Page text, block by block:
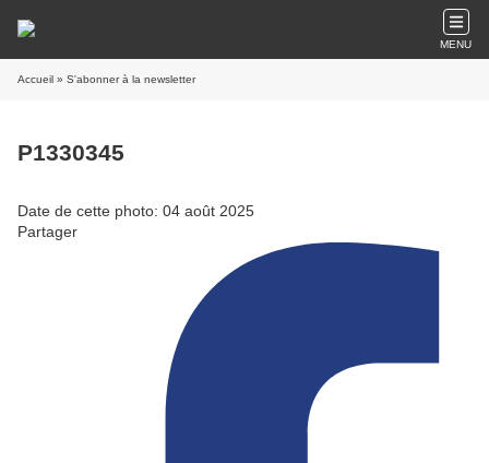
MENU
Accueil » S'abonner à la newsletter
P1330345
Date de cette photo: 04 août 2025
Partager